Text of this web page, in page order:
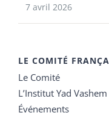
7 avril 2026
LE COMITÉ
Le Comité
L’Institut Yad Vashem
Événements